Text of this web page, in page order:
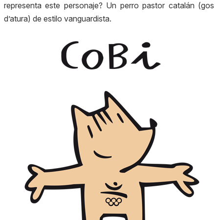
representa este personaje? Un perro pastor catalán (gos
d’atura) de estilo vanguardista.